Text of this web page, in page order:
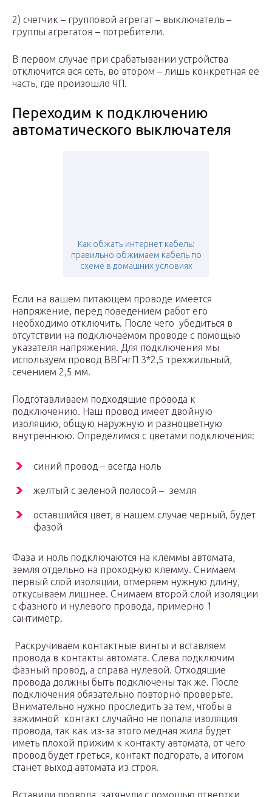
2)​ счетчик – групповой агрегат – выключатель –
группы агрегатов – потребители.
В первом случае при срабатывании устройства
отключится вся сеть, во втором – лишь конкретная ее
часть, где произошло ЧП.
Переходим к подключению
автоматического выключателя
Как обжать интернет кабель:
правильно обжимаем кабель по
схеме в домашних условиях
Если на вашем питающем проводе имеется
напряжение, перед поведением работ его
необходимо отключить. После чего убедиться в
отсутствии на подключаемом проводе с помощью
указателя напряжения. Для подключения мы
используем провод ВВГнгП 3*2,5 трехжильный,
сечением 2,5 мм.
Подготавливаем подходящие провода к
подключению. Наш провод имеет двойную
изоляцию, общую наружную и разноцветную
внутреннюю. Определимся с цветами подключения:
синий провод – всегда ноль
желтый с зеленой полосой – земля
оставшийся цвет, в нашем случае черный, будет
фазой
Фаза и ноль подключаются на клеммы автомата,
земля отдельно на проходную клемму. Снимаем
первый слой изоляции, отмеряем нужную длину,
откусываем лишнее. Снимаем второй слой изоляции
с фазного и нулевого провода, примерно 1
сантиметр.
Раскручиваем контактные винты и вставляем
провода в контакты автомата. Слева подключим
фазный провод, а справа нулевой. Отходящие
провода должны быть подключены так же. После
подключения обязательно повторно проверьте.
Внимательно нужно проследить за тем, чтобы в
зажимной контакт случайно не попала изоляция
провода, так как из-за этого медная жила будет
иметь плохой прижим к контакту автомата, от чего
провод будет греться, контакт подгорать, а итогом
станет выход автомата из строя.
Вставили провода, затянули с помощью отвертки